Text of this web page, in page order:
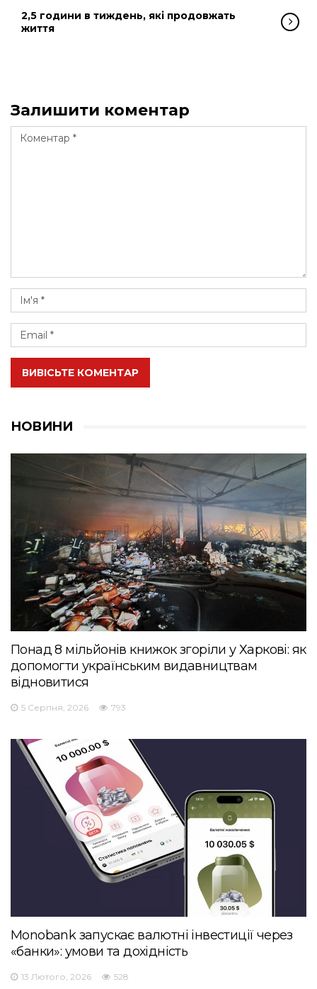
2,5 години в тиждень, які продовжать
життя
Залишити коментар
ВИВІСЬТЕ КОМЕНТАР
НОВИНИ
Понад 8 мільйонів книжок згоріли у Харкові: як
допомогти українським видавництвам
відновитися
5 Серпня, 2026 793
Monobank запускає валютні інвестиції через
«банки»: умови та дохідність
13 Лютого, 2026 528